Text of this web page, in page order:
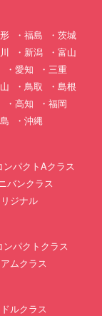
福島
茨城
新潟
富山
愛知
三重
鳥取
島根
高知
福岡
沖縄
ンパクトAクラス
バンクラス
ジナル
ンパクトクラス
ムクラス
ルクラス